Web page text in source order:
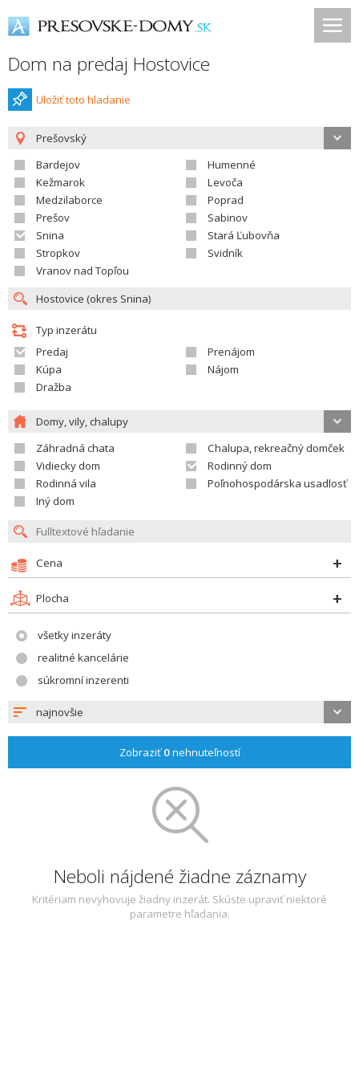
Dom na predaj Hostovice
Uložiť toto hladanie
Prešovský
Bardejov
Humenné
Kežmarok
Levoča
Medzilaborce
Poprad
Prešov
Sabinov
Snina
Stará Ľubovňa
Stropkov
Svidník
Vranov nad Topľou
Typ inzerátu
Predaj
Prenájom
Kúpa
Nájom
Dražba
Domy, vily, chalupy
Záhradná chata
Chalupa, rekreačný domček
Vidiecky dom
Rodinný dom
Rodinná vila
Poľnohospodárska usadlosť
Iný dom
Cena
Plocha
všetky inzeráty
realitné kancelárie
súkromní inzerenti
najnovšie
Zobraziť0nehnuteľností
Neboli nájdené žiadne záznamy
Kritériam nevyhovuje žiadny inzerát. Skúste upraviť niektoré
parametre hľadania.